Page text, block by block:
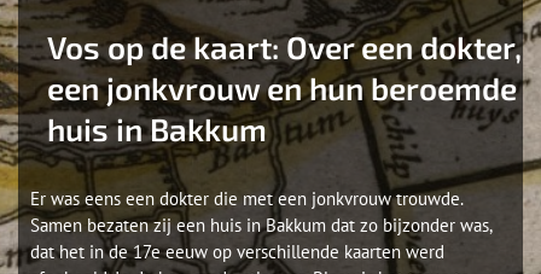
Vos op de kaart: Over een dokter,
een jonkvrouw en hun beroemde
huis in Bakkum
Er was eens een dokter die met een jonkvrouw trouwde.
Samen bezaten zij een huis in Bakkum dat zo bijzonder was,
dat het in de 17e eeuw op verschillende kaarten werd